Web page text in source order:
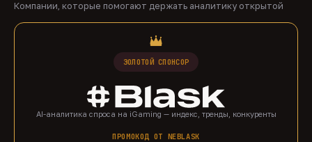
Компании, которые помогают держать аналитику открытой
ЗОЛОТОЙ СПОНСОР
AI-аналитика спроса на iGaming — индекс, тренды, конкуренты
ПРОМОКОД ОТ NEBLASK